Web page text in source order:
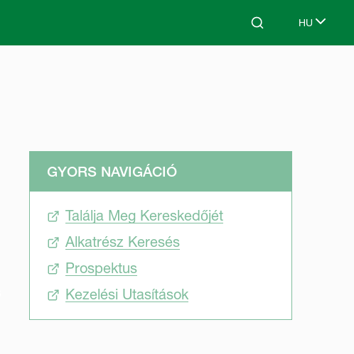
Search HU
Select
GYORS NAVIGÁCIÓ
Találja Meg Kereskedőjét
Alkatrész Keresés
Prospektus
Kezelési Utasítások